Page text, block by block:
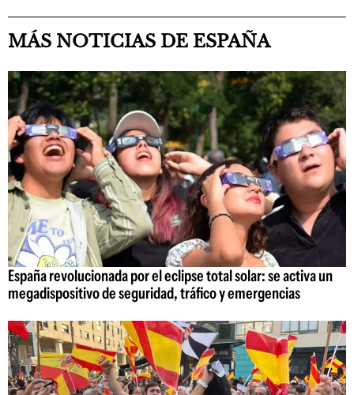
MÁS NOTICIAS DE ESPAÑA
España revolucionada por el eclipse total solar: se activa un
megadispositivo de seguridad, tráfico y emergencias